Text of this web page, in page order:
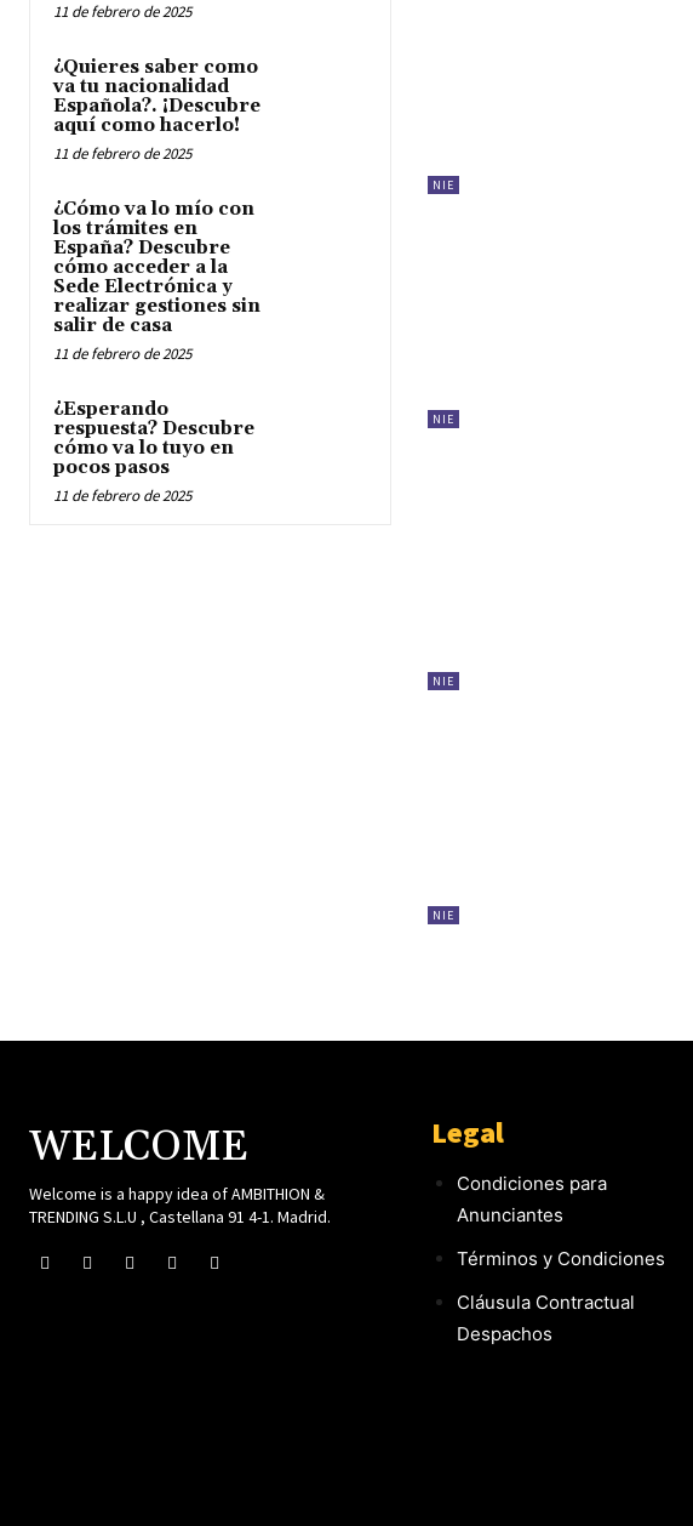
11 de febrero de 2025
¿Quieres saber como
va tu nacionalidad
Española?. ¡Descubre
aquí como hacerlo!
11 de febrero de 2025
¿Cómo va lo mío con
los trámites en
España? Descubre
cómo acceder a la
Sede Electrónica y
realizar gestiones sin
salir de casa
11 de febrero de 2025
¿Esperando
respuesta? Descubre
cómo va lo tuyo en
pocos pasos
11 de febrero de 2025
NIE
NIE
NIE
NIE
WELCOME
Welcome is a happy idea of AMBITHION &
TRENDING S.L.U , Castellana 91 4-1. Madrid.
Legal
Condiciones para
Anunciantes
Términos y Condiciones
Cláusula Contractual
Despachos